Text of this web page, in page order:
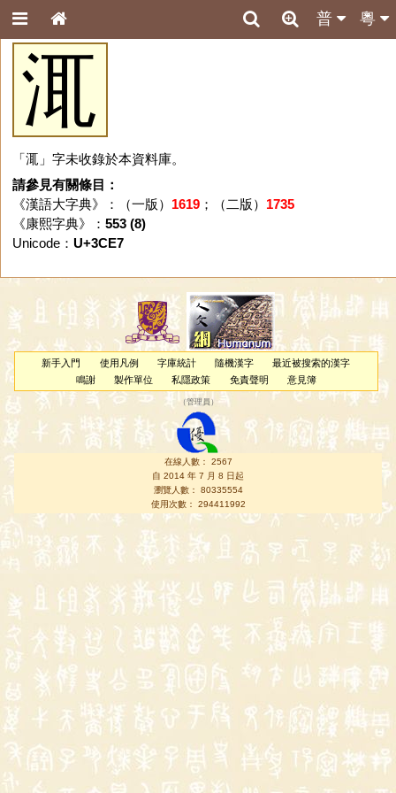
粵
普
㳧
「㳧」字未收錄於本資料庫。
請參見有關條目：
《漢語大字典》：（一版） 1619；（二版） 1735
《康熙字典》： 553 (8)
Unicode： U+3CE7
新手入門 使用凡例 字庫統計 隨機漢字
最近被搜索的漢字
鳴謝
製作單位 私隱政策 免責聲明 意見簿
（管理員 ）
在線人數： 2567
自 2014 年 7 月 8 日起
瀏覽人數： 80335554
使用次數： 294411992